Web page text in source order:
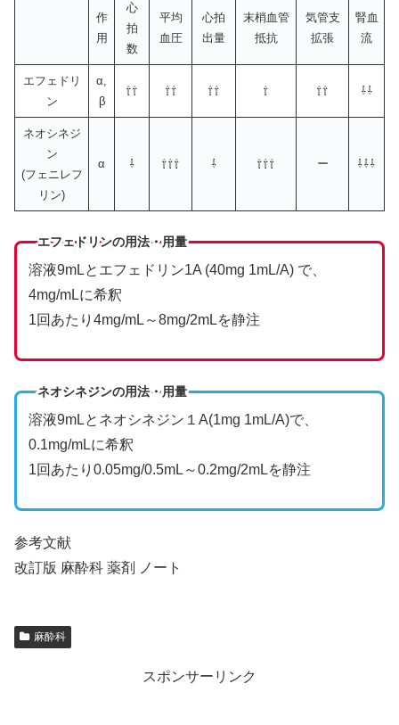
作
用
心
拍
数
平均
血圧
心拍
出量
末梢血管
抵抗
気管支
拡張
腎血
流
エフェドリ
ン
α,
β
⇧⇧ ⇧⇧ ⇧⇧ ⇧ ⇧⇧ ⇩⇩
ネオシネジ
ン
(フェニレフ
リン)
α ⇩ ⇧⇧⇧ ⇩ ⇧⇧⇧ ー ⇩⇩⇩
エフェドリンの用法・用量
溶液9mLとエフェドリン1A (40mg 1mL/A) で、
4mg/mLに希釈
1回あたり4mg/mL～8mg/2mLを静注
ネオシネジンの用法・用量
溶液9mLとネオシネジン１A(1mg 1mL/A)で、
0.1mg/mLに希釈
1回あたり0.05mg/0.5mL～0.2mg/2mLを静注
参考文献
改訂版 麻酔科 薬剤 ノート
麻酔科
スポンサーリンク